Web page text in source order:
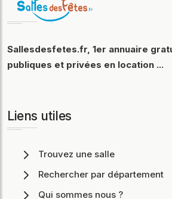
Sallesdesfetes.fr, 1er annuaire
publiques et privées en location ...
Liens utiles
Trouvez une salle
Rechercher par département
Qui sommes nous ?